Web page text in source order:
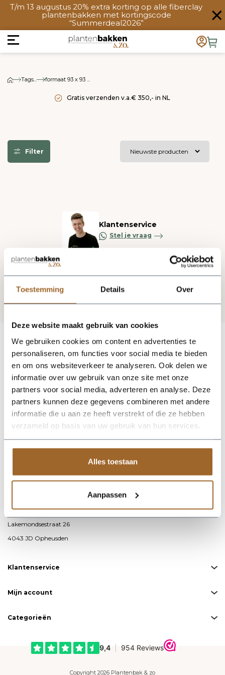
Toestemming Details Over
Deze website maakt gebruik van cookies
We gebruiken cookies om content en advertenties te
personaliseren, om functies voor social media te bieden
en om ons websiteverkeer te analyseren. Ook delen we
informatie over uw gebruik van onze site met onze
partners voor social media, adverteren en analyse. Deze
partners kunnen deze gegevens combineren met andere
informatie die u aan ze heeft verstrekt of die ze hebben
verzameld op basis van uw gebruik van hun services.
Alles toestaan
Aanpassen
T/m 13 augustus 20% extra korting op alle fiberclay
plantenbakken met kortingscode
“Summerdeal2026”
Tags... formaat 93 x 93 ...
Gratis verzenden v.a.€ 350,- in NL
Filter
Klantenservice
Stel je vraag
Blijf op de hoogte via onze nieuwsbrief
085 – 487 19 00
BTW-nummer: NL860691871B01
Lakemondsestraat 26
4043 JD Opheusden
Klantenservice
Mijn account
Categorieën
Copyright 2026 Plantenbak & zo